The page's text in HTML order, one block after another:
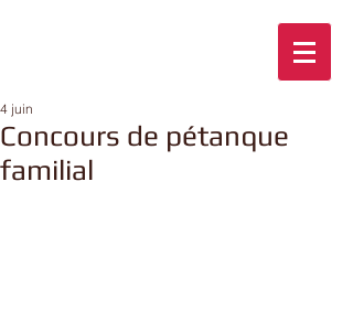
Concours de pétanque
familial
4 juin